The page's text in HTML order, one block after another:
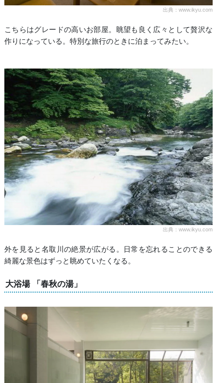
出典：www.ikyu.com
こちらはグレードの高いお部屋。眺望も良く広々として贅沢な
作りになっている。特別な旅行のときに泊まってみたい。
出典：www.ikyu.com
外を見ると名取川の絶景が広がる。日常を忘れることのできる
綺麗な景色はずっと眺めていたくなる。
大浴場 「春秋の湯」